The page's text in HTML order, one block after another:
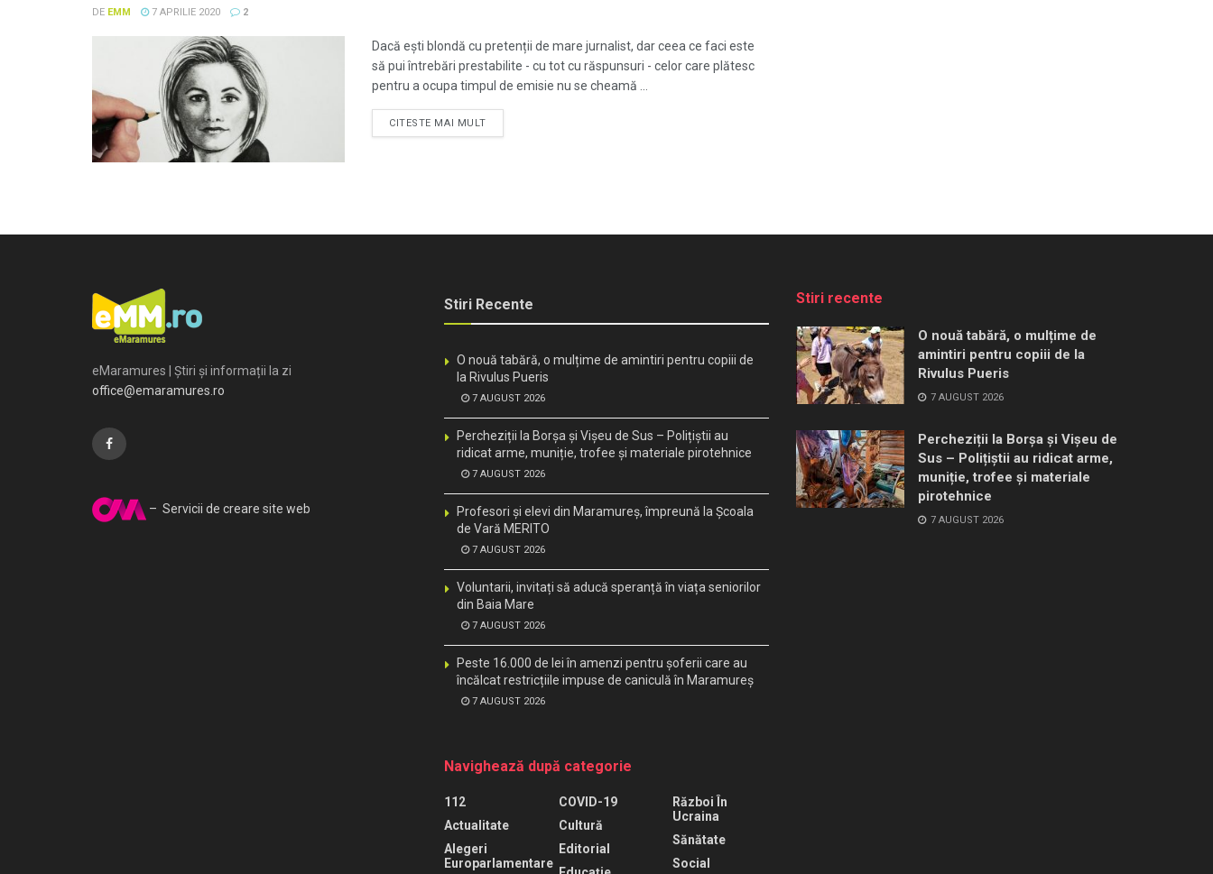
DE EMM 7 APRILIE 2020 2
Dacă ești blondă cu pretenții de mare jurnalist, dar ceea ce faci este
să pui întrebări prestabilite - cu tot cu răspunsuri - celor care plătesc
pentru a ocupa timpul de emisie nu se cheamă ...
CITESTE MAI MULT
eMaramures | Știri și informații la zi
office@emaramures.ro
– Servicii de creare site web
Stiri Recente
O nouă tabără, o mulțime de amintiri pentru copiii de
la Rivulus Pueris
7 AUGUST 2026
Percheziții la Borșa și Vișeu de Sus – Polițiștii au
ridicat arme, muniție, trofee și materiale pirotehnice
7 AUGUST 2026
Profesori și elevi din Maramureș, împreună la Școala
de Vară MERITO
7 AUGUST 2026
Voluntarii, invitați să aducă speranță în viața seniorilor
din Baia Mare
7 AUGUST 2026
Peste 16.000 de lei în amenzi pentru șoferii care au
încălcat restricțiile impuse de caniculă în Maramureș
7 AUGUST 2026
Navighează după categorie
112
Actualitate
Alegeri
Europarlamentare
COVID-19
Cultură
Editorial
Război În
Ucraina
Sănătate
Social
Stiri recente
O nouă tabără, o mulțime de
amintiri pentru copiii de la
Rivulus Pueris
7 AUGUST 2026
Percheziții la Borșa și Vișeu de
Sus – Polițiștii au ridicat arme,
muniție, trofee și materiale
pirotehnice
7 AUGUST 2026